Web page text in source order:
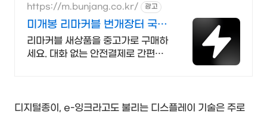
https://m.bunjang.co.kr/ 광고
미개봉 리마커블 번개장터 국내
최대 브랜드 중고거래
리마커블 새상품을 중고가로 구매하
세요. 대화 없는 안전결제로 간편하
디지털종이, e-잉크라고도 불리는 디스플레이 기술은 주로